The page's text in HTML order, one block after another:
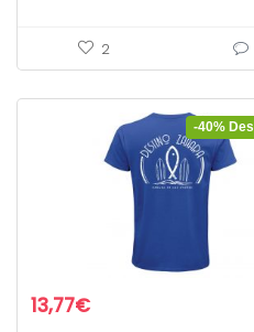
2
-40%
13,77€